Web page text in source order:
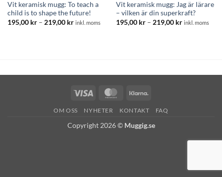
Vit keramisk mugg: To teach a
child is to shape the future!
195,00 kr – 219,00 krPrisintervall:
inkl. moms
Vit keramisk mugg: Jag är lärare
– vilken är din superkraft?
195,00 kr – 219,00 krPrisintervall:
inkl. moms
Visa MasterCard
OM OSS NYHETER KONTAKT FAQ
Copyright 2026 © Muggig.se